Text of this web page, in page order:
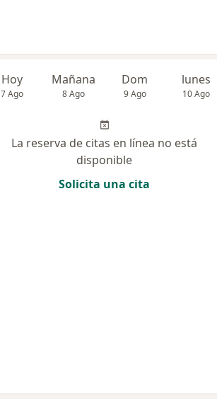
Hoy
7 Ago
Mañana
8 Ago
Dom
9 Ago
lunes
10 Ago
La reserva de citas en línea no está
disponible
Solicita una cita